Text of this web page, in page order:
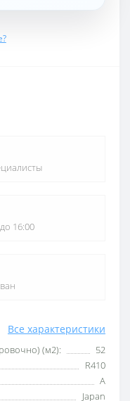
Все характеристики
(м2):
52
R410
А
Japan
16:00